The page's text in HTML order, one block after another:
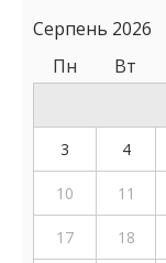
Серпень 2026
Пн
Вт
3 4
10 11
17 18